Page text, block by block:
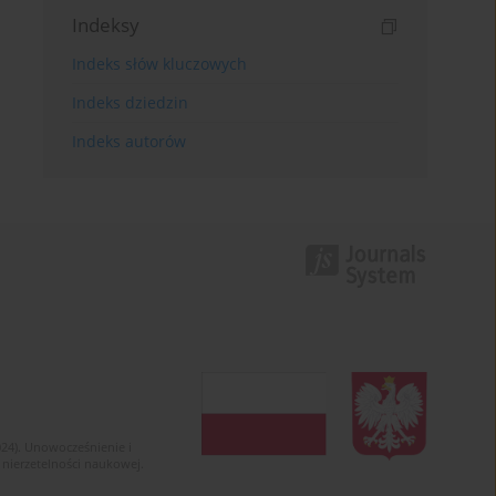
Indeksy
Indeks słów kluczowych
Indeks dziedzin
Indeks autorów